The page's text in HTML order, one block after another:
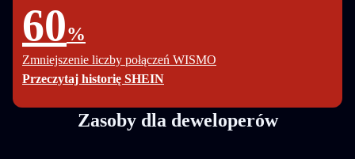
60%
Zmniejszenie liczby połączeń WISMO
Przeczytaj historię SHEIN
Zasoby dla deweloperów